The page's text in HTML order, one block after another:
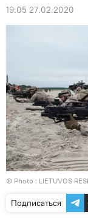
19:05 27.02.2020
© Photo : LIETUVOS
Подписаться